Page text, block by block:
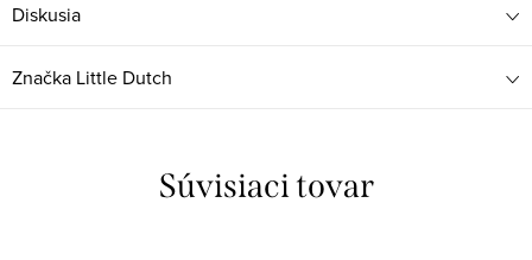
Diskusia
Značka Little Dutch
Súvisiaci tovar